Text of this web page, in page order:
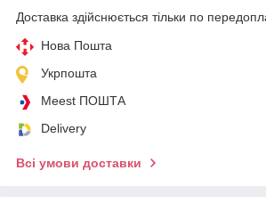
Доставка здійснюється тільки по
Нова Пошта
Укрпошта
Meest ПОШТА
Delivery
Всі умови доставки